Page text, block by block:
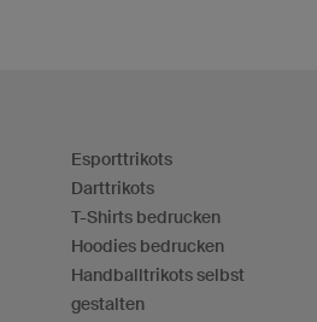
Esporttrikots
Darttrikots
T-Shirts bedrucken
Hoodies bedrucken
Handballtrikots selbst
gestalten